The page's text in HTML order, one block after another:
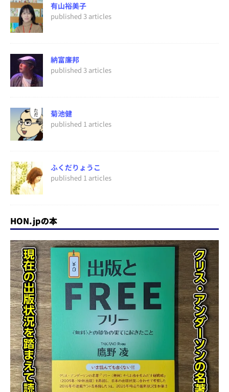
有山裕美子
published 3 articles
納富廉邦
published 3 articles
菊池健
published 1 articles
ふくだりょうこ
published 1 articles
HON.jpの本